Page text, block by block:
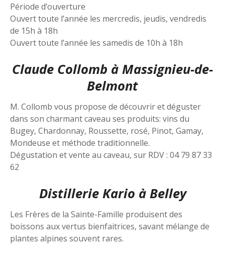
Période d’ouverture
Ouvert toute l’année les mercredis, jeudis, vendredis
de 15h à 18h
Ouvert toute l’année les samedis de 10h à 18h
Claude Collomb à Massignieu-de-
Belmont
M. Collomb vous propose de découvrir et déguster
dans son charmant caveau ses produits: vins du
Bugey, Chardonnay, Roussette, rosé, Pinot, Gamay,
Mondeuse et méthode traditionnelle.
Dégustation et vente au caveau, sur RDV : 04 79 87 33
62
Distillerie Kario à Belley
Les Frères de la Sainte-Famille produisent des
boissons aux vertus bienfaitrices, savant mélange de
plantes alpines souvent rares.